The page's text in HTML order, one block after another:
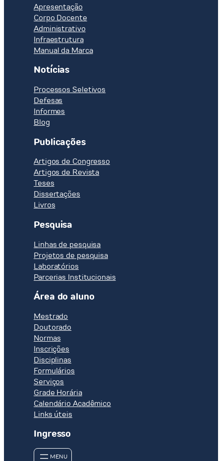
Apresentação
Corpo Docente
Administrativo
Infraestrutura
Manual da Marca
Notícias
Processos Seletivos
Defesas
Informes
Blog
Publicações
Artigos de Congresso
Artigos de Revista
Teses
Dissertações
Livros
Pesquisa
Linhas de pesquisa
Projetos de pesquisa
Laboratórios
Parcerias Institucionais
Área do aluno
Mestrado
Doutorado
Normas
Inscrições
Disciplinas
Formulários
Serviços
Grade Horária
Calendário Acadêmico
Links úteis
Ingresso